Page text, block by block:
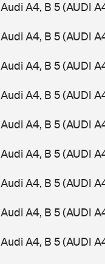
Audi A4, B 5 (AUDI
Audi A4, B 5 (AUDI
Audi A4, B 5 (AUDI
Audi A4, B 5 (AUDI
Audi A4, B 5 (AUDI
Audi A4, B 5 (AUDI
Audi A4, B 5 (AUDI
Audi A4, B 5 (AUDI
Audi A4, B 5 (AUDI